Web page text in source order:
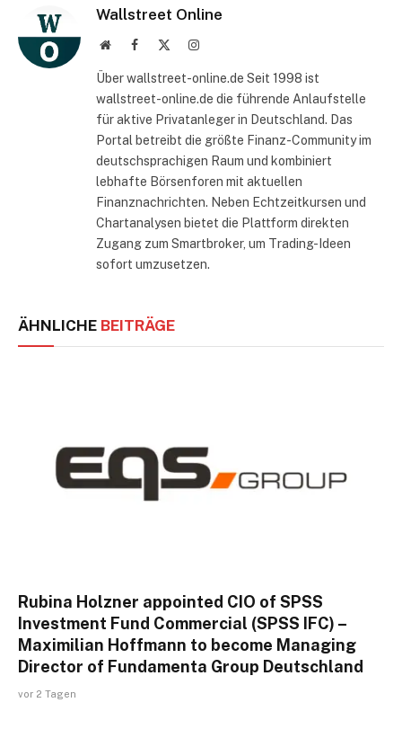
Wallstreet Online
WebsiteFacebook Instagram
Über wallstreet-online.de Seit 1998 ist
wallstreet-online.de die führende Anlaufstelle
für aktive Privatanleger in Deutschland. Das
Portal betreibt die größte Finanz-Community im
deutschsprachigen Raum und kombiniert
lebhafte Börsenforen mit aktuellen
Finanznachrichten. Neben Echtzeitkursen und
Chartanalysen bietet die Plattform direkten
Zugang zum Smartbroker, um Trading-Ideen
sofort umzusetzen.
ÄHNLICHE BEITRÄGE
Rubina Holzner appointed CIO of SPSS
Investment Fund Commercial (SPSS IFC) –
Maximilian Hoffmann to become Managing
Director of Fundamenta Group Deutschland
vor 2 Tagen